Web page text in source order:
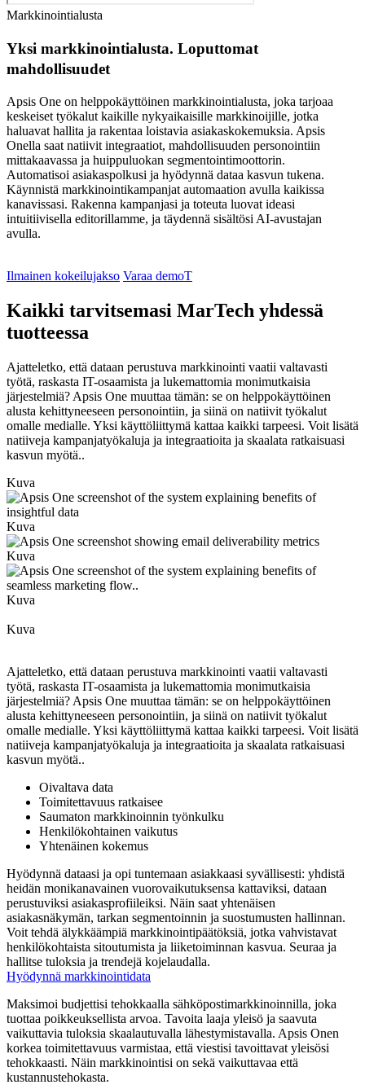
Markkinointialusta
Yksi markkinointialusta. Loputtomat
mahdollisuudet
Apsis One on helppokäyttöinen markkinointialusta, joka tarjoaa
keskeiset työkalut kaikille nykyaikaisille markkinoijille, jotka
haluavat hallita ja rakentaa loistavia asiakaskokemuksia. Apsis
Onella saat natiivit integraatiot, mahdollisuuden personointiin
mittakaavassa ja huippuluokan segmentointimoottorin.
Automatisoi asiakaspolkusi ja hyödynnä dataa kasvun tukena.
Käynnistä markkinointikampanjat automaation avulla kaikissa
kanavissasi. Rakenna kampanjasi ja toteuta luovat ideasi
intuitiivisella editorillamme, ja täydennä sisältösi AI-avustajan
avulla.
Ilmainen kokeilujakso Varaa demoT
Kaikki tarvitsemasi MarTech yhdessä
tuotteessa
Ajatteletko, että dataan perustuva markkinointi vaatii valtavasti
työtä, raskasta IT-osaamista ja lukemattomia monimutkaisia
järjestelmiä? Apsis One muuttaa tämän: se on helppokäyttöinen
alusta kehittyneeseen personointiin, ja siinä on natiivit työkalut
omalle medialle. Yksi käyttöliittymä kattaa kaikki tarpeesi. Voit lisätä
natiiveja kampanjatyökaluja ja integraatioita ja skaalata ratkaisuasi
kasvun myötä..
Kuva
Kuva
Kuva
Kuva
Kuva
Ajatteletko, että dataan perustuva markkinointi vaatii valtavasti
työtä, raskasta IT-osaamista ja lukemattomia monimutkaisia
järjestelmiä? Apsis One muuttaa tämän: se on helppokäyttöinen
alusta kehittyneeseen personointiin, ja siinä on natiivit työkalut
omalle medialle. Yksi käyttöliittymä kattaa kaikki tarpeesi. Voit lisätä
natiiveja kampanjatyökaluja ja integraatioita ja skaalata ratkaisuasi
kasvun myötä..
Oivaltava data
Toimitettavuus ratkaisee
Saumaton markkinoinnin työnkulku
Henkilökohtainen vaikutus
Yhtenäinen kokemus
Hyödynnä dataasi ja opi tuntemaan asiakkaasi syvällisesti: yhdistä
heidän monikanavainen vuorovaikutuksensa kattaviksi, dataan
perustuviksi asiakasprofiileiksi. Näin saat yhtenäisen
asiakasnäkymän, tarkan segmentoinnin ja suostumusten hallinnan.
Voit tehdä älykkäämpiä markkinointipäätöksiä, jotka vahvistavat
henkilökohtaista sitoutumista ja liiketoiminnan kasvua. Seuraa ja
hallitse tuloksia ja trendejä kojelaudalla.
Hyödynnä markkinointidata
Maksimoi budjettisi tehokkaalla sähköpostimarkkinoinnilla, joka
tuottaa poikkeuksellista arvoa. Tavoita laaja yleisö ja saavuta
vaikuttavia tuloksia skaalautuvalla lähestymistavalla. Apsis Onen
korkea toimitettavuus varmistaa, että viestisi tavoittavat yleisösi
tehokkaasti. Näin markkinointisi on sekä vaikuttavaa että
kustannustehokasta.